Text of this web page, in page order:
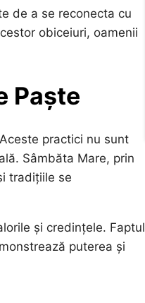
de a se reconecta cu
obiceiuri, oamenii
Paște
practici nu sunt
Sâmbăta Mare, prin
tradițiile se
și credințele. Faptul
puterea și